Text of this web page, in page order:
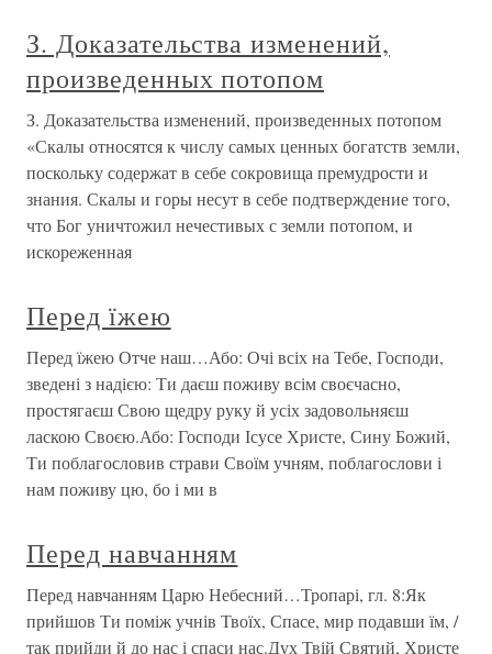
З. Доказательства изменений,
произведенных потопом
З. Доказательства изменений, произведенных потопом
«Скалы относятся к числу самых ценных богатств земли,
поскольку содержат в себе сокровища премудрости и
знания. Скалы и горы несут в себе подтверждение того,
что Бог уничтожил нечестивых с земли потопом, и
искореженная
Перед їжею
Перед їжею Отче наш…Або: Очі всіх на Тебе, Господи,
зведені з надією: Ти даєш поживу всім своєчасно,
простягаєш Свою щедру руку й усіх задовольняєш
ласкою Своєю.Або: Господи Ісусе Христе, Сину Божий,
Ти поблагословив страви Своїм учням, поблагослови і
нам поживу цю, бо і ми в
Перед навчанням
Перед навчанням Царю Небесний…Тропарі, гл. 8:Як
прийшов Ти поміж учнів Твоїх, Спасе, мир подавши їм, /
так прийди й до нас і спаси нас.Дух Твій Святий, Христе